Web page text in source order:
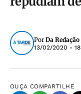
Por Da Redação
13/02/2020 -
OUÇA COMPARTILHE